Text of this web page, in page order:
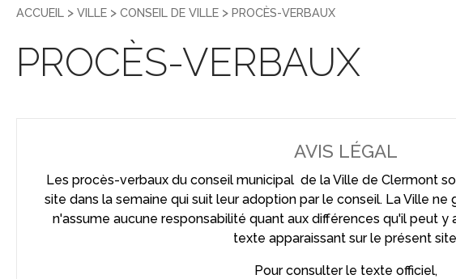
ACCUEIL > VILLE > CONSEIL DE VILLE > PROCÈS-VERBAUX
PROCÈS-VERBAUX
AVIS LÉGAL
Les procès-verbaux du conseil municipal de la Ville de Clermont
site dans la semaine qui suit leur adoption par le conseil. La Ville ne
n'assume aucune responsabilité quant aux différences qu'il peut
texte apparaissant sur le présent
Pour consulter le texte officiel,